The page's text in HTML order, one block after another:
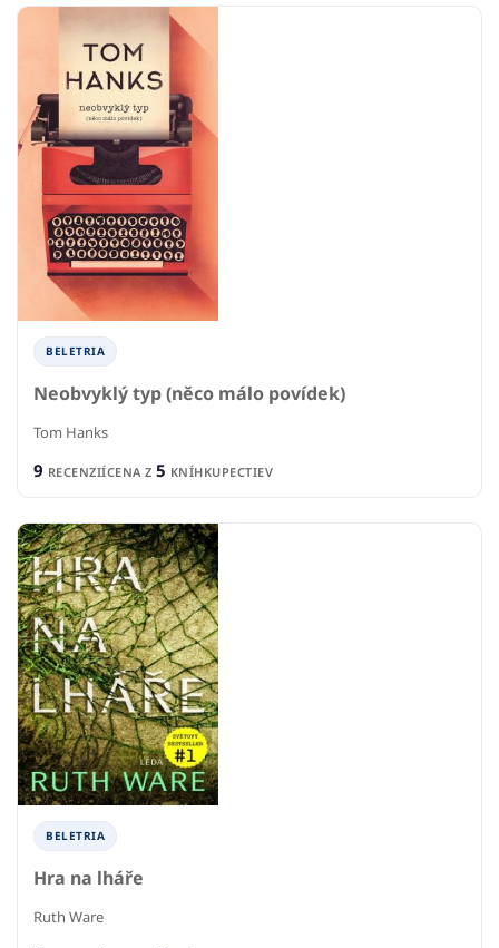
BELETRIA
Neobvyklý typ (něco málo povídek)
Tom Hanks
9 RECENZIÍCENA Z 5 KNÍHKUPECTIEV
BELETRIA
Hra na lháře
Ruth Ware